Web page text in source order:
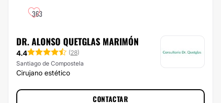
363
DR. ALONSO QUETGLAS MARIMÓN
4.4 (28)
Santiago de Compostela
Cirujano estético
CONTACTAR